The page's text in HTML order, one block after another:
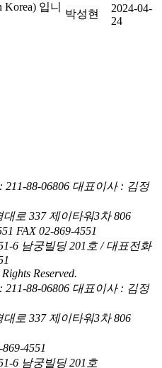
입니
박성현
2024-04-
24
88-06806 대표이사 : 김정
로 337 제이타워3차 806
FAX 02-869-4551
6 남궁빌딩 201호 / 대표전화
Reserved.
88-06806 대표이사 : 김정
로 337 제이타워3차 806
4551
6 남궁빌딩 201호